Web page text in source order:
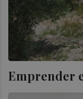
Emprender